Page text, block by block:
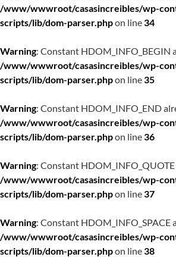
/www/wwwroot/casasincreibles/wp-
scripts/lib/dom-parser.phpon line34
Warning: Constant HDOM_INFO_BEGIN
/www/wwwroot/casasincreibles/wp-
scripts/lib/dom-parser.phpon line35
Warning: Constant HDOM_INFO_END
/www/wwwroot/casasincreibles/wp-
scripts/lib/dom-parser.phpon line36
Warning: Constant
/www/wwwroot/casasincreibles/wp-
scripts/lib/dom-parser.phpon line37
Warning: Constant HDOM_INFO_SPACE
/www/wwwroot/casasincreibles/wp-
scripts/lib/dom-parser.phpon line38